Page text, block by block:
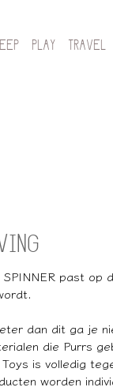
PLAY TRAVEL
SPINNER past
dan dit ga je
die Purrs
is volledig
worden